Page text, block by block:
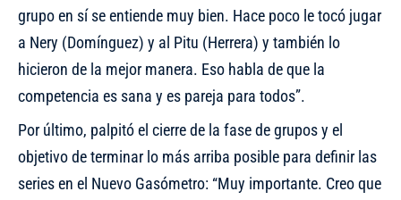
grupo en sí se entiende muy bien. Hace poco le tocó jugar
a Nery (Domínguez) y al Pitu (Herrera) y también lo
hicieron de la mejor manera. Eso habla de que la
competencia es sana y es pareja para todos”.
Por último, palpitó el cierre de la fase de grupos y el
objetivo de terminar lo más arriba posible para definir las
series en el Nuevo Gasómetro: “Muy importante. Creo que